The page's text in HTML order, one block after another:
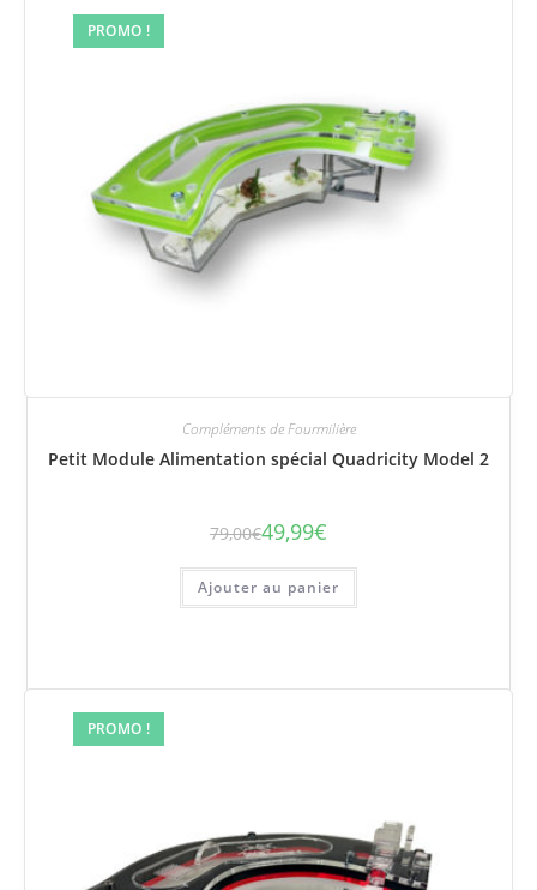
PROMO !
Compléments de Fourmilière
Petit Module Alimentation spécial Quadricity Model 2
79,00€ Le
initial
était :
79,00€.
49,99€
Le
actuel
est :
49,99€.
Ajouter au panier
PROMO !